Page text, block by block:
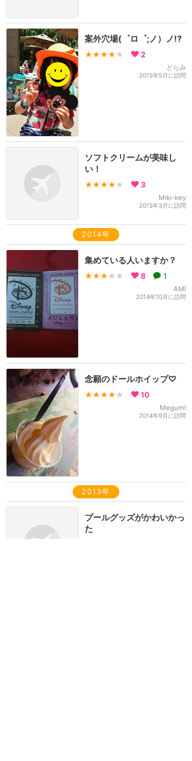
案外穴場(゜ロ゜;ノ）ノ!?
★★★★ ★ 2
どらみ
2015年5月に訪問
ソフトクリームが美味し
い！
★★★★ ★ 3
Miki-key
2015年3月に訪問
2014年
集めている人いますか？
★★★ ★★ 8 1
AMI
2014年10月に訪問
念願のドールホイップ♡
★★★★ ★ 10
Megum!
2014年9月に訪問
2013年
プールグッズがかわいかっ
た